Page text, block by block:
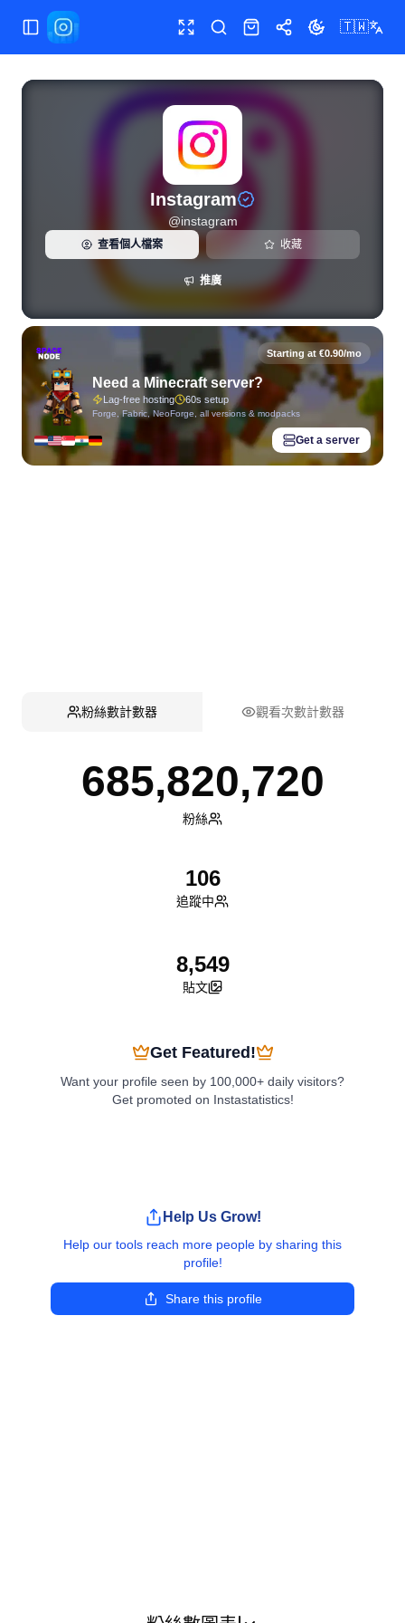
切換選單 全螢幕搜尋 商店 分享 切換主題
🇹🇼
Instagram（@instagram）的 Instagram 即時統計與粉絲分
Instagram
@instagram
查看個人檔案 收藏
推廣
Starting at €0.90/mo
Need a Minecraft server?
Lag-free hosting 60s setup
Forge, Fabric, NeoForge, all versions & modpacks
Get a server
粉絲數計數器 觀看次數計數器
685,820,720
粉絲
106
追蹤中
8,549
貼文
Get Featured!
Want your profile seen by 100,000+ daily visitors?
Get promoted on Instastatistics!
Help Us Grow!
Help our tools reach more people by sharing this
profile!
Share this profile